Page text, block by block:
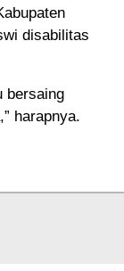
disabilitas
bersaing
harapnya.